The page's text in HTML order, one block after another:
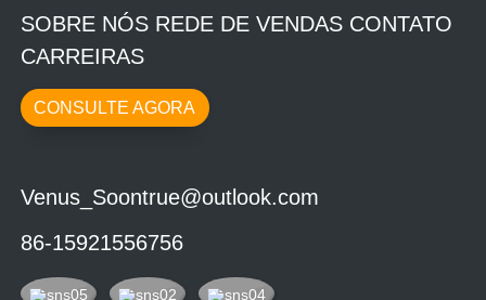
SOBRE NÓS REDE DE VENDAS CONTATO
CARREIRAS
CONSULTE AGORA
Venus_Soontrue@outlook.com
86-15921556756